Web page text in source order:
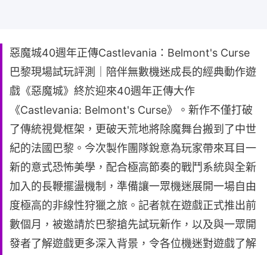
惡魔城40週年正傳Castlevania：Belmont's Curse
巴黎現場試玩評測｜陪伴無數機迷成長的經典動作遊
戲《惡魔城》終於迎來40週年正傳大作
《Castlevania: Belmont's Curse》。新作不僅打破
了傳統視覺框架，更破天荒地將除魔舞台搬到了中世
紀的法國巴黎。今次製作團隊銳意為玩家帶來耳目一
新的意式恐怖美學，配合極高節奏的戰鬥系統與全新
加入的長鞭擺盪機制，準備讓一眾機迷展開一場自由
度極高的非線性狩獵之旅。記者就在遊戲正式推出前
數個月，被邀請於巴黎搶先試玩新作，以及與一眾開
發者了解遊戲更多深入背景，令各位機迷對遊戲了解